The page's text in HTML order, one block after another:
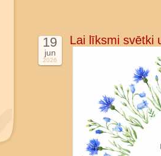
19
jun
2026
Lai līksmi svētki